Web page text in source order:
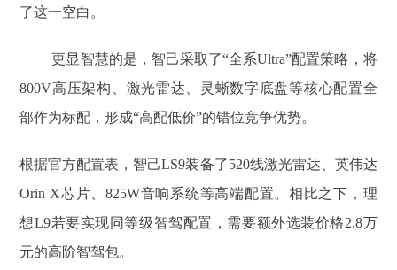
了这一空白。
更显智慧的是，智己采取了“全系Ultra”配置策略，将
800V高压架构、激光雷达、灵蜥数字底盘等核心配置全
部作为标配，形成“高配低价”的错位竞争优势。
根据官方配置表，智己LS9装备了520线激光雷达、英伟达
Orin X芯片、825W音响系统等高端配置。相比之下，理
想L9若要实现同等级智驾配置，需要额外选装价格2.8万
元的高阶智驾包。